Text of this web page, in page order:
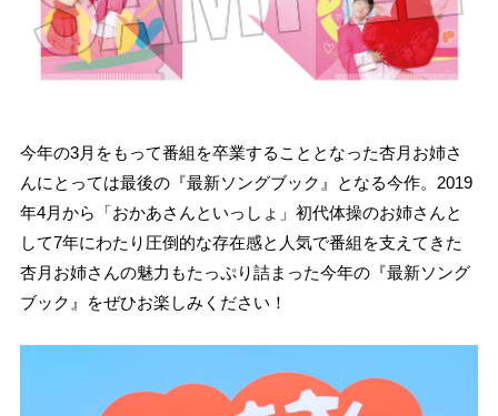
今年の3月をもって番組を卒業することとなった杏月お姉さ
んにとっては最後の『最新ソングブック』となる今作。2019
年4月から「おかあさんといっしょ」初代体操のお姉さんと
して7年にわたり圧倒的な存在感と人気で番組を支えてきた
杏月お姉さんの魅力もたっぷり詰まった今年の『最新ソング
ブック』をぜひお楽しみください！